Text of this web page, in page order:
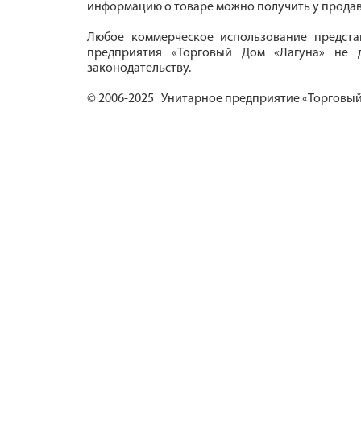
информацию о товаре можно получить у
Любое коммерческое использование
предприятия «Торговый Дом «Лагуна» не
законодательству.
© 2006-2025 Унитарное предприятие